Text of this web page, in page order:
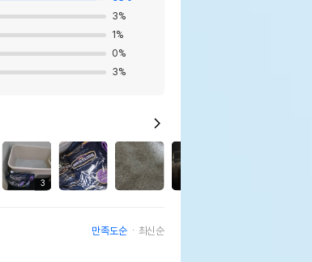
3%
1 %
0%
3%
3
만족도순 최신순